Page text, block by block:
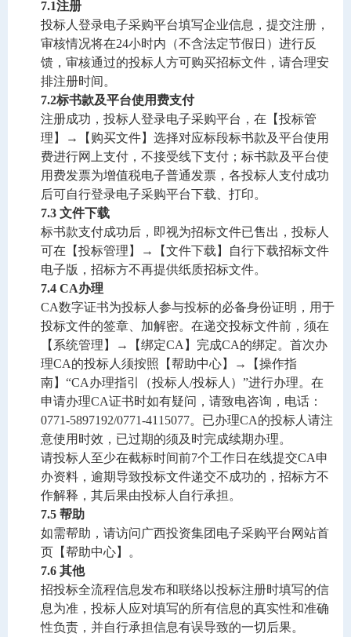
7.1注册
投标人登录电子采购平台填写企业信息，提交注册，
审核情况将在24小时内（不含法定节假日）进行反
馈，审核通过的投标人方可购买招标文件，请合理安
排注册时间。
7.2标书款及平台使用费支付
注册成功，投标人登录电子采购平台，在【投标管
理】
→【购买文件】选择对应标段标书款及平台使用
费进行网上支付，不接受线下支付；标书款及平台使
用费发票为增值税电子普通发票，各投标人支付成功
后可自行登录电子采购平台下载、打印。
7.3 文件下载
标书款支付成功后，即视为招标文件已售出，投标人
可在【投标管理】
→【文件下载】自行下载招标文件
电子版，招标方不再提供纸质招标文件。
7.4 CA办理
CA数字证书为投标人参与投标的必备身份证明，用于
投标文件的签章、加解密。在递交投标文件前，须在
【系统管理】→【绑定CA 】完成CA的绑定。首次办
理CA的投标人须按照【帮助中心】→【操作指
南】“CA办理指引（投标人 /投标人）”进行办理。在
申请办理CA证书时如有疑问，请致电咨询，电话：
0771-5897192/0771-4115077。已办理CA的投标人请注
意使用时效，已过期的须及时完成续期办理。
请投标人至少在截标时间前7个工作日在线提交CA申
办资料，逾期导致投标文件递交不成功的，招标方不
作解释，其后果由投标人自行承担。
7.5 帮助
如需帮助，请访问广西投资集团电子采购平台网站首
页【帮助中心】。
7.6 其他
招投标全流程信息发布和联络以投标注册时填写的信
息为准，投标人应对填写的所有信息的真实性和准确
性负责，并自行承担信息有误导致的一切后果。